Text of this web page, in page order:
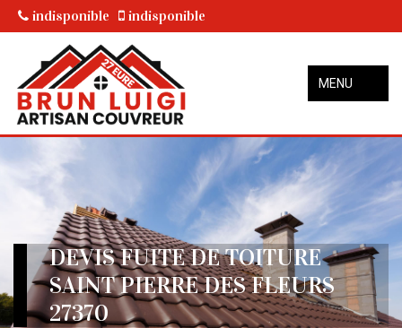
indisponible indisponible
MENU
DEVIS FUITE DE TOITURE
SAINT PIERRE DES FLEURS
27370